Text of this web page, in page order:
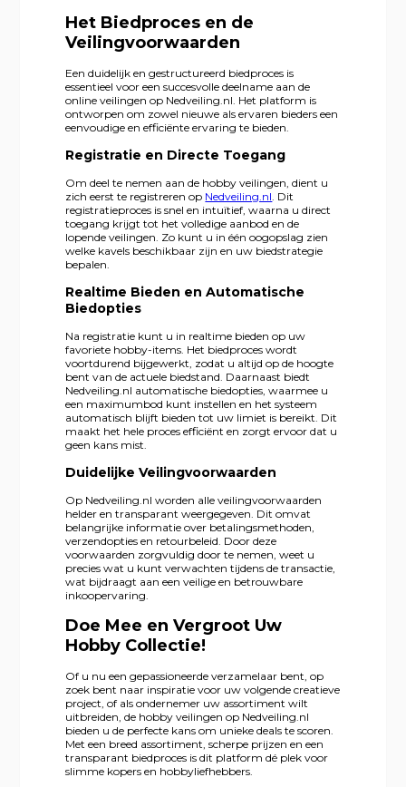
Het Biedproces en de
Veilingvoorwaarden
Een duidelijk en gestructureerd biedproces is
essentieel voor een succesvolle deelname aan de
online veilingen op Nedveiling.nl. Het platform is
ontworpen om zowel nieuwe als ervaren bieders een
eenvoudige en efficiënte ervaring te bieden.
Registratie en Directe Toegang
Om deel te nemen aan de hobby veilingen, dient u
zich eerst te registreren op Nedveiling.nl . Dit
registratieproces is snel en intuïtief, waarna u direct
toegang krijgt tot het volledige aanbod en de
lopende veilingen. Zo kunt u in één oogopslag zien
welke kavels beschikbaar zijn en uw biedstrategie
bepalen.
Realtime Bieden en Automatische
Biedopties
Na registratie kunt u in realtime bieden op uw
favoriete hobby-items. Het biedproces wordt
voortdurend bijgewerkt, zodat u altijd op de hoogte
bent van de actuele biedstand. Daarnaast biedt
Nedveiling.nl automatische biedopties, waarmee u
een maximumbod kunt instellen en het systeem
automatisch blijft bieden tot uw limiet is bereikt. Dit
maakt het hele proces efficiënt en zorgt ervoor dat u
geen kans mist.
Duidelijke Veilingvoorwaarden
Op Nedveiling.nl worden alle veilingvoorwaarden
helder en transparant weergegeven. Dit omvat
belangrijke informatie over betalingsmethoden,
verzendopties en retourbeleid. Door deze
voorwaarden zorgvuldig door te nemen, weet u
precies wat u kunt verwachten tijdens de transactie,
wat bijdraagt aan een veilige en betrouwbare
inkoopervaring.
Doe Mee en Vergroot Uw
Hobby Collectie!
Of u nu een gepassioneerde verzamelaar bent, op
zoek bent naar inspiratie voor uw volgende creatieve
project, of als ondernemer uw assortiment wilt
uitbreiden, de hobby veilingen op Nedveiling.nl
bieden u de perfecte kans om unieke deals te scoren.
Met een breed assortiment, scherpe prijzen en een
transparant biedproces is dit platform dé plek voor
slimme kopers en hobbyliefhebbers.